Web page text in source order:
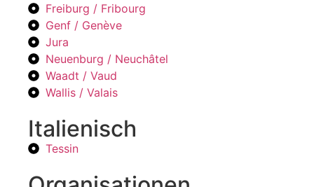
Freiburg / Fribourg
Genf / Genève
Jura
Neuenburg / Neuchâtel
Waadt / Vaud
Wallis / Valais
Italienisch
Tessin